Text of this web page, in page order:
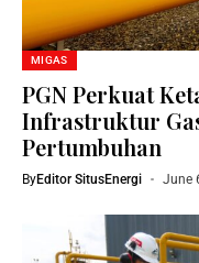
MIGAS
PGN Perkuat
Infrastruktur
Pertumbuhan
ByEditor SitusEnergi June